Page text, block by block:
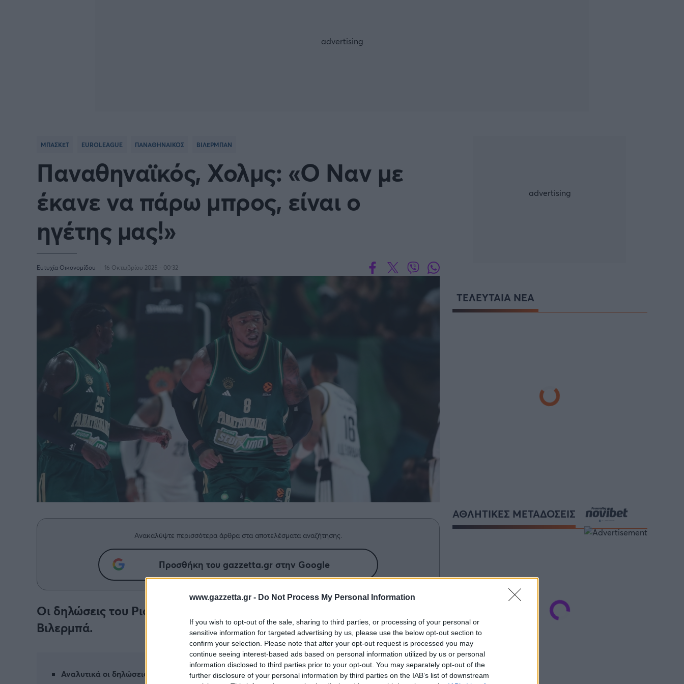
www.gazzetta.gr - Do Not Process My Personal Information
If you wish to opt-out of the sale, sharing to third parties, or processing of your personal or
sensitive information for targeted advertising by us, please use the below opt-out section to
confirm your selection. Please note that after your opt-out request is processed you may
continue seeing interest-based ads based on personal information utilized by us or personal
information disclosed to third parties prior to your opt-out. You may separately opt-out of the
further disclosure of your personal information by third parties on the IAB’s list of downstream
ΜΠΑΣΚΕΤ EUROLEAGUE ΠΑΝΑΘΗΝΑΙΚΟΣ ΒΙΛΕΡΜΠΑΝ
Παναθηναϊκός, Χολμς: «Ο Ναν με
έκανε να πάρω μπρος, είναι ο
ηγέτης μας!»
Ευτυχία Οικονομίδου 16 Οκτωβρίου 2025 - 00:32
Ανακαλύψτε περισσότερα άρθρα στα αποτελέσματα αναζήτησης.
Προσθήκη του gazzetta.gr στην Google
Οι δηλώσεις του Ρισόν Χολμς μετά τη νίκη του Παναθηναϊκού με τη
Βιλερμπά.
Αναλυτικά οι δηλώσεις του στη NOVA
ΤΕΛΕΥΤΑΙΑ ΝΕΑ
ΑΘΛΗΤΙΚΕΣ ΜΕΤΑΔΟΣΕΙΣ